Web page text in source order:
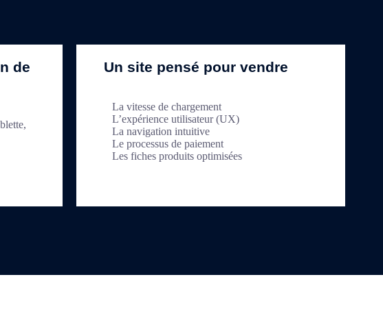
de
Un site pensé pour vendre
La vitesse de chargement
L’expérience utilisateur (UX)
La navigation intuitive
Le processus de paiement
Les fiches produits optimisées